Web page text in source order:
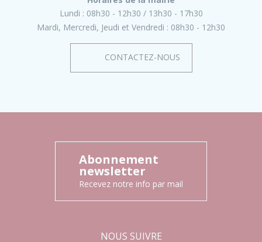
Lundi : 08h30 - 12h30
13h30 - 17h30
Mardi, Mercredi, Jeudi et Vendredi : 08h30 - 12h30
CONTACTEZ-NOUS
Abonnement
newsletter
Recevez notre info par mail
NOUS SUIVRE